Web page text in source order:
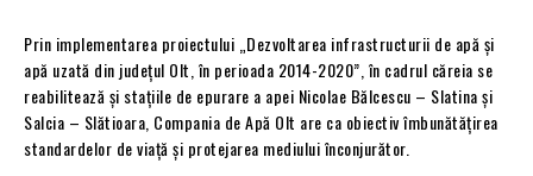
Prin implementarea proiectului „Dezvoltarea infrastructurii de apă și
apă uzată din județul Olt, în perioada 2014-2020”, în cadrul căreia se
reabilitează și stațiile de epurare a apei Nicolae Bălcescu – Slatina și
Salcia – Slătioara, Compania de Apă Olt are ca obiectiv îmbunătățirea
standardelor de viață și protejarea mediului înconjurător.